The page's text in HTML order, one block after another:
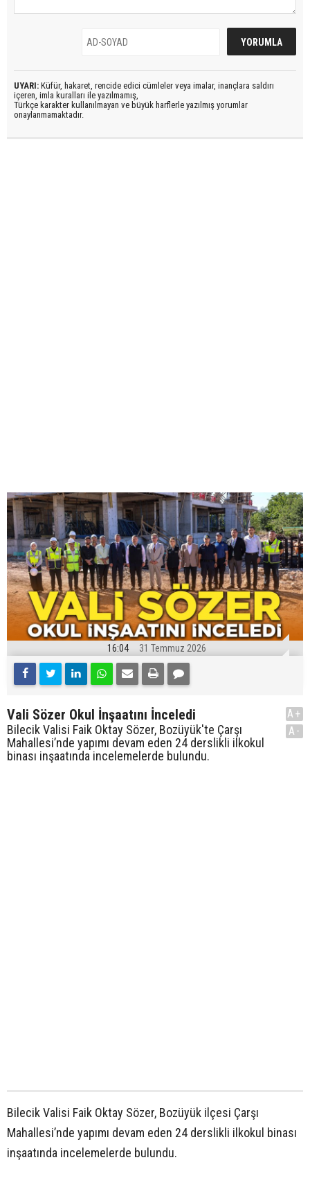
UYARI: Küfür, hakaret, rencide edici cümleler veya imalar, inançlara saldırı
içeren, imla kuralları ile yazılmamış,
Türkçe karakter kullanılmayan ve büyük harflerle yazılmış yorumlar
onaylanmamaktadır.
16:04 31 Temmuz 2026
Vali Sözer Okul İnşaatını İnceledi
Bilecik Valisi Faik Oktay Sözer, Bozüyük'te Çarşı
Mahallesi’nde yapımı devam eden 24 derslikli ilkokul
binası inşaatında incelemelerde bulundu.
A+
A-
Bilecik Valisi Faik Oktay Sözer, Bozüyük ilçesi Çarşı
Mahallesi’nde yapımı devam eden 24 derslikli ilkokul binası
inşaatında incelemelerde bulundu.